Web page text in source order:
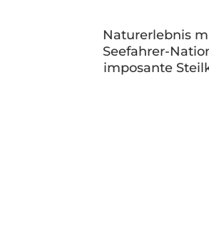
Naturerlebnis
Seefahrer-
imposante